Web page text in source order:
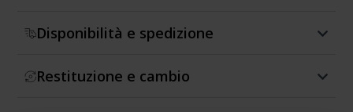
Disponibilità e spedizione
Restituzione e cambio